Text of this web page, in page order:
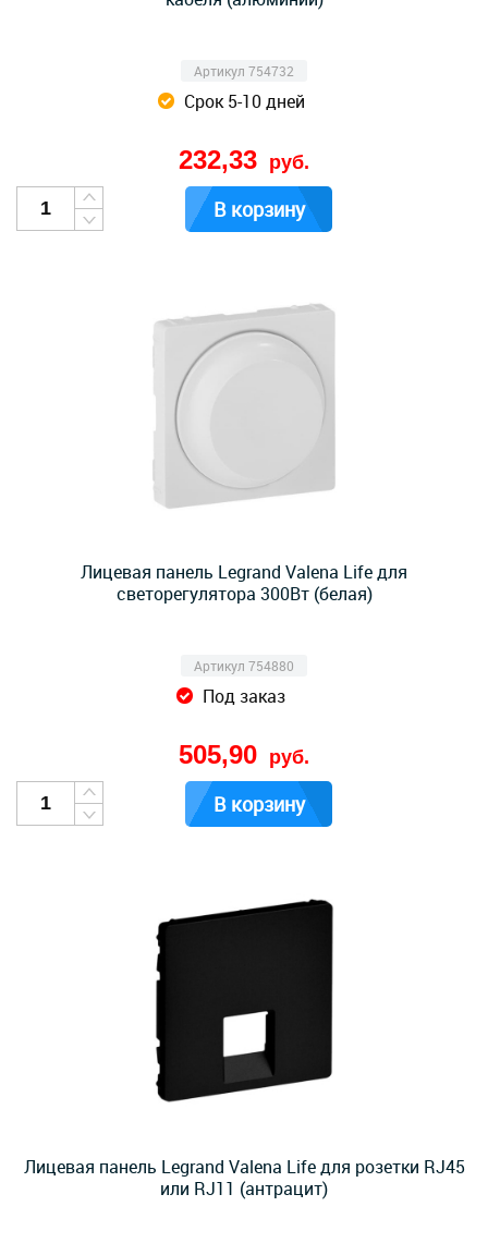
Артикул 754732
Срок 5-10 дней
232,33 руб.
В корзину
Лицевая панель Legrand Valena Life для
светорегулятора 300Вт (белая)
Артикул 754880
Под заказ
505,90 руб.
В корзину
Лицевая панель Legrand Valena Life для розетки RJ45
или RJ11 (антрацит)